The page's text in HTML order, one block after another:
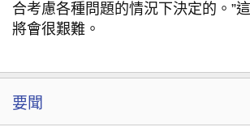
合考慮各種問題的情況下決定的。”
將會很艱難。
要聞